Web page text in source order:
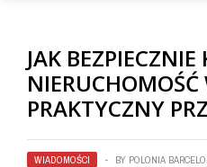
JAK BEZPIECZNIE
PRAKTYCZNY
WIADOMOŚCI BY POLONIA